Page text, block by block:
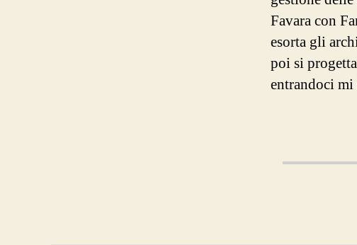
Favara con
esorta gli
poi si
entrandoci